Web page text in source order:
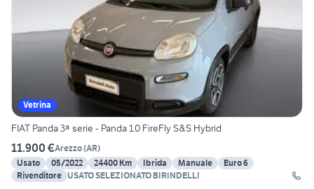
Vetrina
FIAT Panda 3ª serie - Panda 1.0 FireFly S&S Hybrid
11.900 €Arezzo(AR)
Usato
05/2022 24400 Km Ibrida Manuale
Euro 6
Rivenditore USATO SELEZIONATO BIRINDELLI